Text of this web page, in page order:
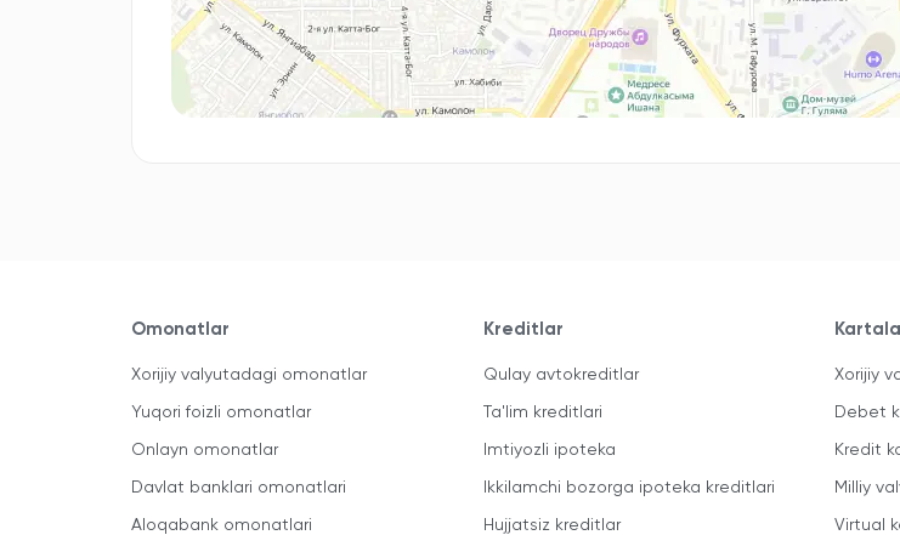
Omonatlar
Xorijiy valyutadagi omonatlar
Yuqori foizli omonatlar
Onlayn omonatlar
Davlat banklari omonatlari
Aloqabank omonatlari
Kreditlar
Qulay avtokreditlar
Ta'lim kreditlari
Imtiyozli ipoteka
Ikkilamchi bozorga ipoteka kreditlari
Hujjatsiz kreditlar
Xorijiy
Debet
Kredit
Milliy
Virtual